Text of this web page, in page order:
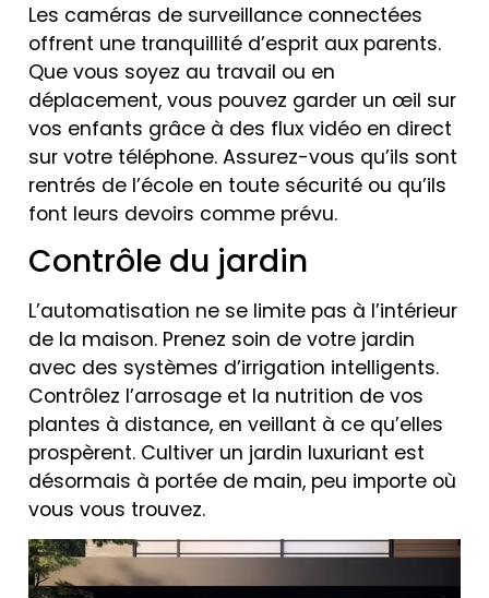
Les caméras de surveillance connectées
offrent une tranquillité d’esprit aux parents.
Que vous soyez au travail ou en
déplacement, vous pouvez garder un œil sur
vos enfants grâce à des flux vidéo en direct
sur votre téléphone. Assurez-vous qu’ils sont
rentrés de l’école en toute sécurité ou qu’ils
font leurs devoirs comme prévu.
Contrôle du jardin
L’automatisation ne se limite pas à l’intérieur
de la maison. Prenez soin de votre jardin
avec des systèmes d’irrigation intelligents.
Contrôlez l’arrosage et la nutrition de vos
plantes à distance, en veillant à ce qu’elles
prospèrent. Cultiver un jardin luxuriant est
désormais à portée de main, peu importe où
vous vous trouvez.